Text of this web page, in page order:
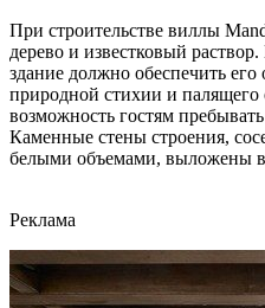
При строительстве виллы
дерево и известковый
здание должно обеспечить его
природной стихии и палящего
возможность гостям
Каменные стены строения,
белыми объемами, выложены
Реклама